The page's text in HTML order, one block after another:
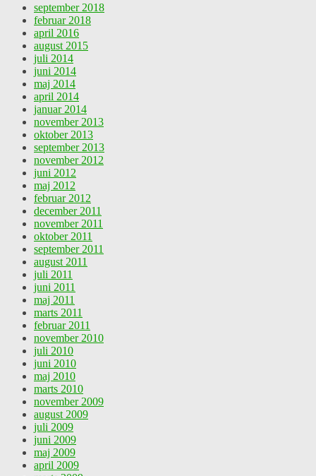
september 2018
februar 2018
april 2016
august 2015
juli 2014
juni 2014
maj 2014
april 2014
januar 2014
november 2013
oktober 2013
september 2013
november 2012
juni 2012
maj 2012
februar 2012
december 2011
november 2011
oktober 2011
september 2011
august 2011
juli 2011
juni 2011
maj 2011
marts 2011
februar 2011
november 2010
juli 2010
juni 2010
maj 2010
marts 2010
november 2009
august 2009
juli 2009
juni 2009
maj 2009
april 2009